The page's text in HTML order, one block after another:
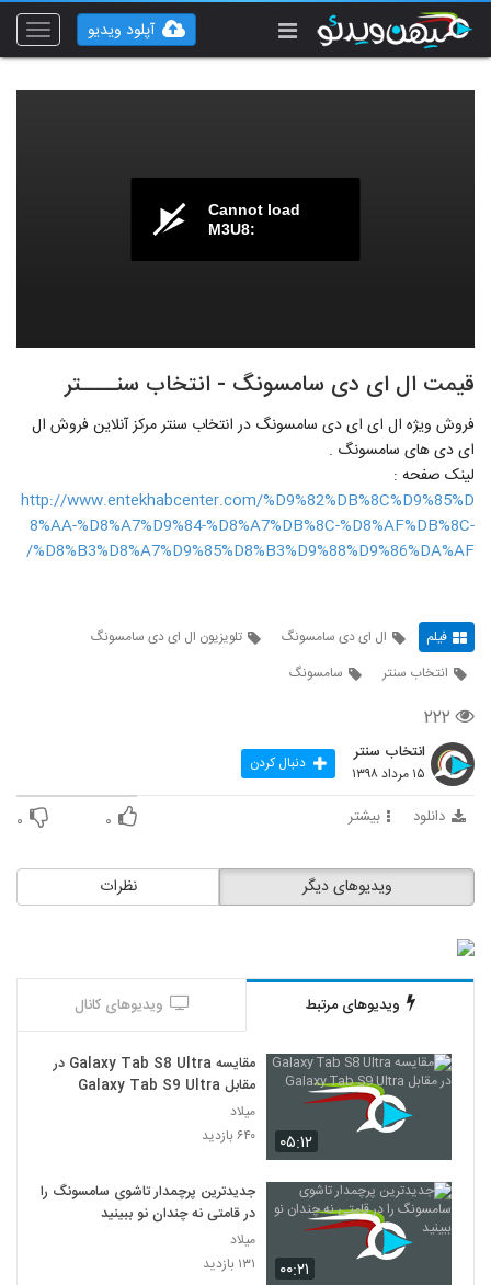
Toggle
آپلود ویدیو
Cannot load
M3U8:
قیمت ال ای دی سامسونگ - انتخاب سنــــتر
فروش ویژه ال ای ای دی سامسونگ در انتخاب سنتر مرکز آنلاین فروش ال
ای دی های سامسونگ .
لینک صفحه :
http://www.entekhabcenter.com/%D9%82%DB%8C%D9%85%D
8%AA-%D8%A7%D9%84-%D8%A7%DB%8C-%D8%AF%DB%8C-
%D8%B3%D8%A7%D9%85%D8%B3%D9%88%D9%86%DA%AF/
فیلم ال ای دی سامسونگ
تلویزیون ال ای دی سامسونگ
انتخاب سنتر
سامسونگ
۲۲۲
انتخاب سنتر
۱۵ مرداد ۱۳۹۸ دنبال کردن
دانلود بیشتر ۰ ۰
نظرات ویدیوهای دیگر
ویدیوهای مرتبط ویدیوهای کانال
۰۵:۱۲
مقایسه Galaxy Tab S8 Ultra در
مقابل Galaxy Tab S9 Ultra
میلاد
۶۴۰ بازدید
۰۰:۲۱
جدیدترین پرچمدار تاشوی سامسونگ را
در قامتی نه چندان نو ببینید
میلاد
۱۳۱ بازدید